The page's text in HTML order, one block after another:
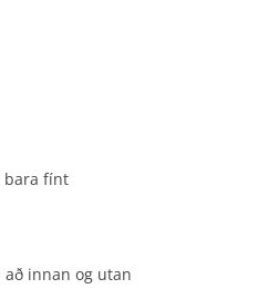
bara fínt
innan og utan